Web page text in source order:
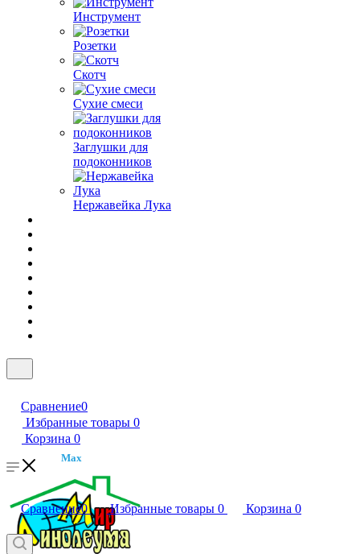
Инструмент
Розетки
Скотч
Сухие смеси
Заглушки для
подоконников
Нержавейка Лука
Сравнение0
Избранные товары 0
Корзина 0
Max
Сравнение0 Избранные товары 0 Корзина 0